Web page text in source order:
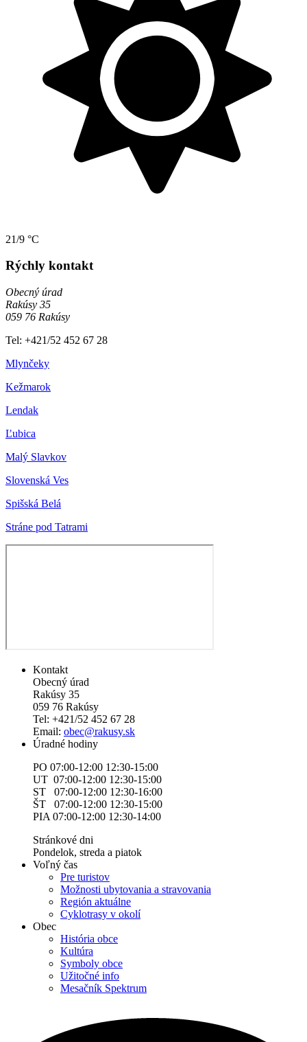
21/9 °C
Rýchly kontakt
Obecný úrad
Rakúsy 35
059 76 Rakúsy
Tel: +421/52 452 67 28
Mlynčeky
Kežmarok
Lendak
Ľubica
Malý Slavkov
Slovenská Ves
Spišská Belá
Stráne pod Tatrami
Kontakt
Obecný úrad
Rakúsy 35
059 76 Rakúsy
Tel: +421/52 452 67 28
Email: obec@rakusy.sk
Úradné hodiny
PO 07:00-12:00 12:30-15:00
UT 07:00-12:00 12:30-15:00
ST 07:00-12:00 12:30-16:00
ŠT 07:00-12:00 12:30-15:00
PIA 07:00-12:00 12:30-14:00
Stránkové dni
Pondelok, streda a piatok
Voľný čas
Pre turistov
Možnosti ubytovania a stravovania
Región aktuálne
Cyklotrasy v okolí
Obec
História obce
Kultúra
Symboly obce
Užitočné info
Mesačník Spektrum